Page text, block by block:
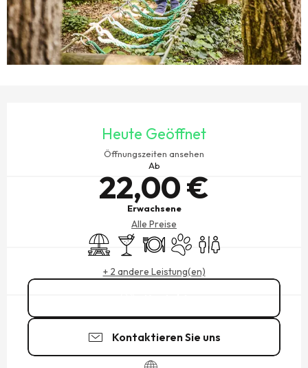
Heute Geöffnet
Öffnungszeiten ansehen
Ab
22,00 €
Erwachsene
Alle Preise
PicknickplatzBar / Getränkestand
RestaurantTiere erlaubt
Toiletten
+ 2 andere Leistung(en)
Kontaktieren Sie uns